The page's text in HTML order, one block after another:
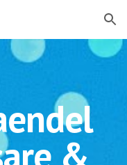
Skip to navigation